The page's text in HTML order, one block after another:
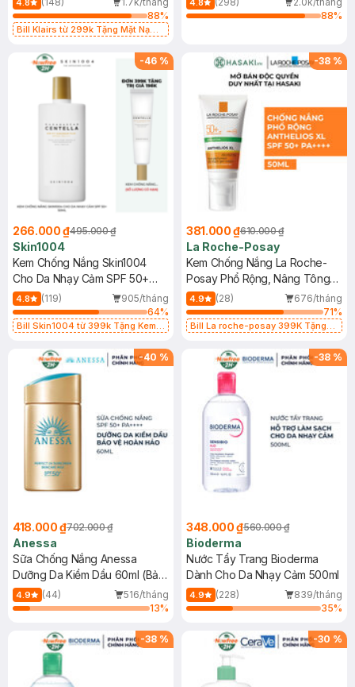
4.8
88%
Bill Klairs từ 299k Tặng Mặt Nạ
25ml (SL Có Hạn)
4.8
88%
-46 %
266.000 ₫495.000 ₫
Skin1004
Kem Chống Nắng Skin1004
Cho Da Nhạy Cảm SPF 50+
50ml
4.8 (119)
905/tháng
64%
Bill Skin1004 từ 399k Tặng Kem
SPF 50+ 20ml (SL Có Hạn)
-38 %
381.000 ₫610.000 ₫
La Roche-Posay
Kem Chống Nắng La Roche-
Posay Phổ Rộng, Nâng Tông
Kiềm Dầu 50ml
4.9 (28)
676/tháng
71%
Bill La roche-posay 399K Tặng
(SL có hạn)
-40 %
418.000 ₫702.000 ₫
Anessa
Sữa Chống Nắng Anessa
Dưỡng Da Kiềm Dầu 60ml (Bản
Mới)
4.9 (44)
516/tháng
13%
-38 %
348.000 ₫560.000 ₫
Bioderma
Nước Tẩy Trang Bioderma
Dành Cho Da Nhạy Cảm 500ml
4.9 (228)
839/tháng
35%
-38 % -30 %